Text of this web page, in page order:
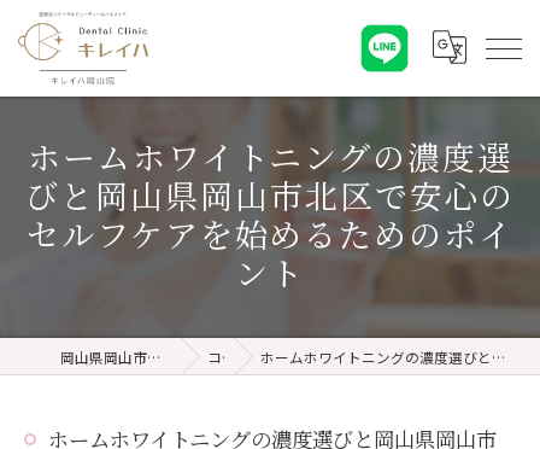
ホームホワイトニングの濃度選
びと岡山県岡山市北区で安心の
セルフケアを始めるためのポイ
ント
岡山県岡山市の歯医者ならキレイハ岡山院 コラム ホームホワイトニングの濃度選びと岡山県岡山市北区で安心のセルフケアを始めるためのポイント
ホームホワイトニングの濃度選びと岡山県岡山市